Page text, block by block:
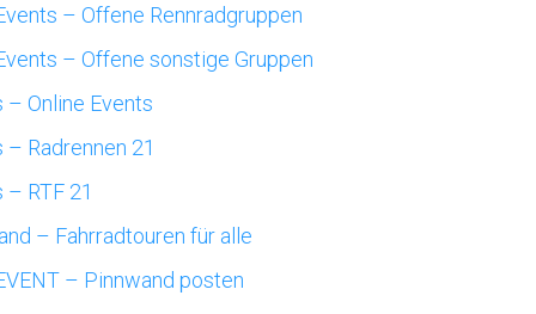
– Offene Rennradgruppen
– Offene sonstige Gruppen
– Online Events
– Radrennen 21
– RTF 21
– Fahrradtouren für alle
– Pinnwand posten